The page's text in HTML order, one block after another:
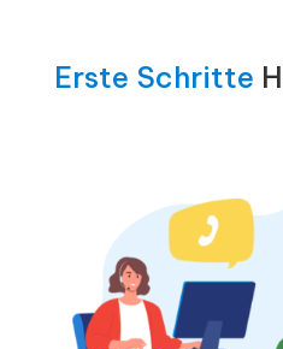
Erste Schritte